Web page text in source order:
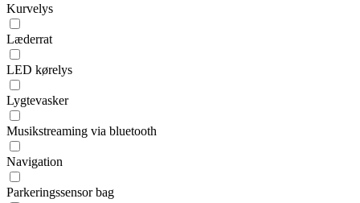
Kurvelys
Læderrat
LED kørelys
Lygtevasker
Musikstreaming via bluetooth
Navigation
Parkeringssensor bag